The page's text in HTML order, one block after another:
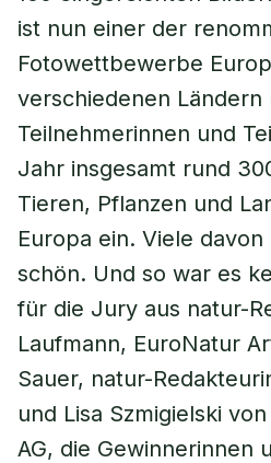
ist nun einer der
Fotowettbewerbe
verschiedenen Ländern
Teilnehmerinnen und
Jahr insgesamt rund
Tieren, Pflanzen und
Europa ein. Viele
schön. Und so war es
für die Jury aus natur-
Laufmann, EuroNatur
Sauer, natur-
und Lisa Szmigielski
AG, die Gewinnerinnen